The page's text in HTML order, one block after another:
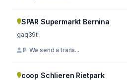
SPAR Supermarkt Bernina
gaq39t
📔 We send a trans...
coop Schlieren Rietpark